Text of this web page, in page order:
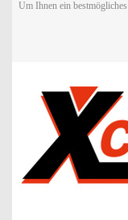
Um Ihnen ein